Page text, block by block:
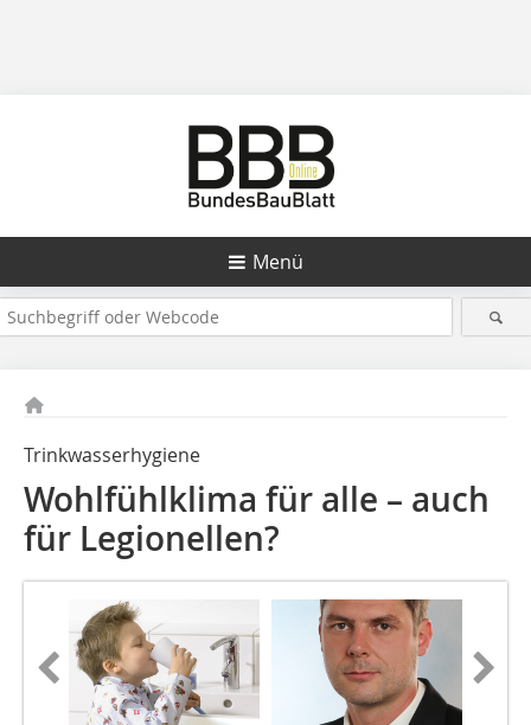
Menü
Trinkwasserhygiene
Wohlfühlklima für alle – auch
für Legionellen?